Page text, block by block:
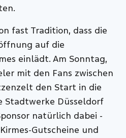
fast Tradition, dass die
auf die
einlädt. Am Sonntag,
mit den Fans zwischen
den Start in die
Stadtwerke Düsseldorf
natürlich dabei -
Gutscheine und